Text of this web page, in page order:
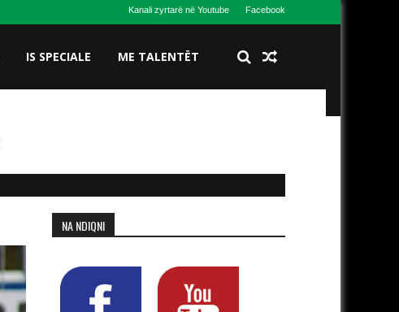
Kanali zyrtarë në Youtube Facebook
IS SPECIALE ME TALENTËT
NA NDIQNI